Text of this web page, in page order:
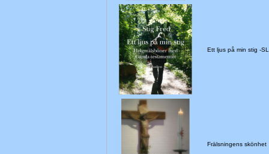
Ett ljus på min stig -
Frälsningens skönhet